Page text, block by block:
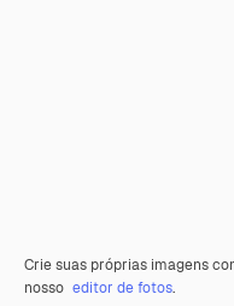
Crie suas próprias imagens
nosso editor de fotos.